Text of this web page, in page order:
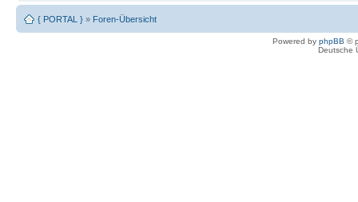
{ PORTAL } » Foren-Übersicht
Powered by phpBB ©
Deutsche